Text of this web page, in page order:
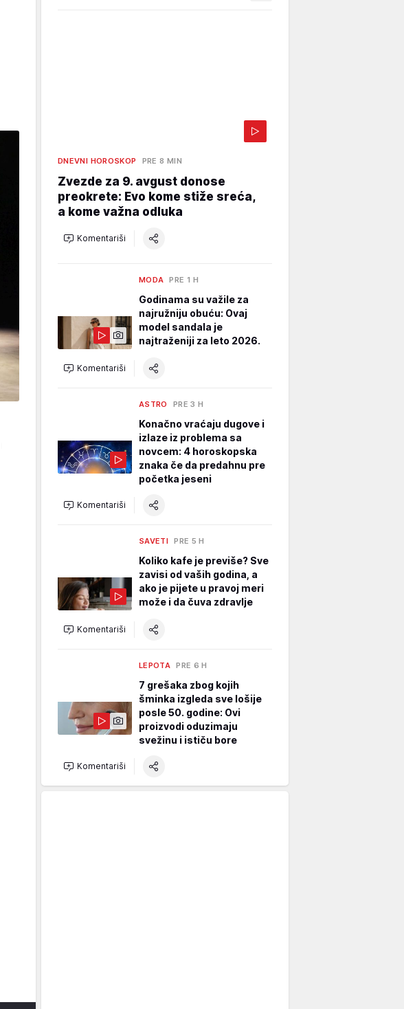
DNEVNI HOROSKOP PRE 8 MIN
Zvezde za 9. avgust donose
preokrete: Evo kome stiže sreća,
a kome važna odluka
Komentariši
MODA PRE 1 H
Godinama su važile za
najružniju obuću: Ovaj
model sandala je
najtraženiji za leto 2026.
Komentariši
ASTRO PRE 3 H
Konačno vraćaju dugove i
izlaze iz problema sa
novcem: 4 horoskopska
znaka če da predahnu pre
početka jeseni
Komentariši
SAVETI PRE 5 H
Koliko kafe je previše? Sve
zavisi od vaših godina, a
ako je pijete u pravoj meri
može i da čuva zdravlje
Komentariši
LEPOTA PRE 6 H
7 grešaka zbog kojih
šminka izgleda sve lošije
posle 50. godine: Ovi
proizvodi oduzimaju
svežinu i ističu bore
Komentariši